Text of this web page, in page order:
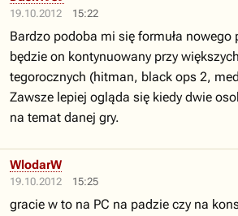
19.10.2012 15:22
Bardzo podoba mi się formuła nowego
będzie on kontynuowany przy
tegorocznych (hitman, black ops 2,
Zawsze lepiej ogląda się kiedy dwie
na temat danej gry.
19.10.2012 15:25
WlodarW
gracie w to na PC na padzie czy na